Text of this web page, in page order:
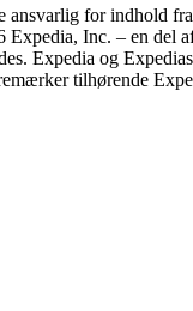
ansvarlig for indhold
Expedia, Inc. – en del
Expedia og
tilhørende